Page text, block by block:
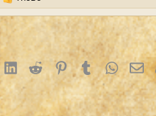
e
a
k
t
e
n
LinkedInRedditPinterestTumblr